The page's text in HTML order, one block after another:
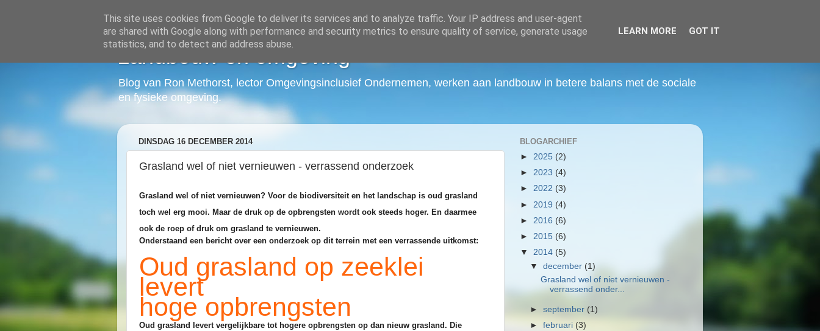
Landbouw en omgeving
Blog van Ron Methorst, lector Omgevingsinclusief Ondernemen, werken aan landbouw in betere balans met de sociale
en fysieke omgeving.
DINSDAG 16 DECEMBER 2014
Grasland wel of niet vernieuwen - verrassend onderzoek
Grasland wel of niet vernieuwen? Voor de biodiversiteit en het landschap is oud grasland
toch wel erg mooi. Maar de druk op de opbrengsten wordt ook steeds hoger. En daarmee
ook de roep of druk om grasland te vernieuwen.
Onderstaand een bericht over een onderzoek op dit terrein met een verrassende uitkomst:
Oud grasland op zeeklei
levert
hoge opbrengsten
Oud grasland levert vergelijkbare tot hogere opbrengsten op dan nieuw grasland. Die
BLOGARCHIEF
► 2025 (2)
► 2023 (4)
► 2022 (3)
► 2019 (4)
► 2016 (6)
► 2015 (6)
▼ 2014 (5)
▼december (1)
Grasland wel of niet vernieuwen -
verrassend onder...
►september (1)
►februari (3)
This site uses cookies from Google to deliver its services and to analyze traffic. Your IP address and user-agent
are shared with Google along with performance and security metrics to ensure quality of service, generate usage
statistics, and to detect and address abuse.
LEARN MORE GOT IT